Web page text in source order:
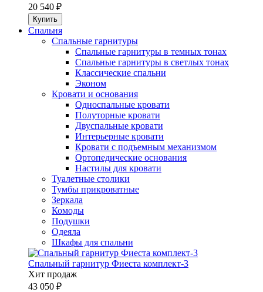
20 540 ₽
Спальня
Спальные гарнитуры
Спальные гарнитуры в темных тонах
Спальные гарнитуры в светлых тонах
Классические спальни
Эконом
Кровати и основания
Односпальные кровати
Полуторные кровати
Двуспальные кровати
Интерьерные кровати
Кровати с подъемным механизмом
Ортопедические основания
Настилы для кровати
Туалетные столики
Тумбы прикроватные
Зеркала
Комоды
Подушки
Одеяла
Шкафы для спальни
Спальный гарнитур Фиеста комплект-3
Хит продаж
43 050 ₽